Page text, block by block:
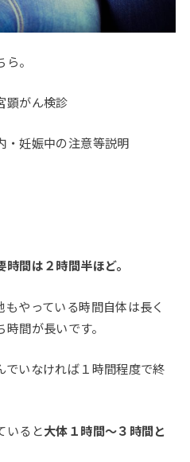
。
顕がん検診
・妊娠中の注意等説明
間は２時間半ほど。
やっている時間自体は長く
間が長いです。
でいなければ１時間程度で終
いると大体１時間～３時間と